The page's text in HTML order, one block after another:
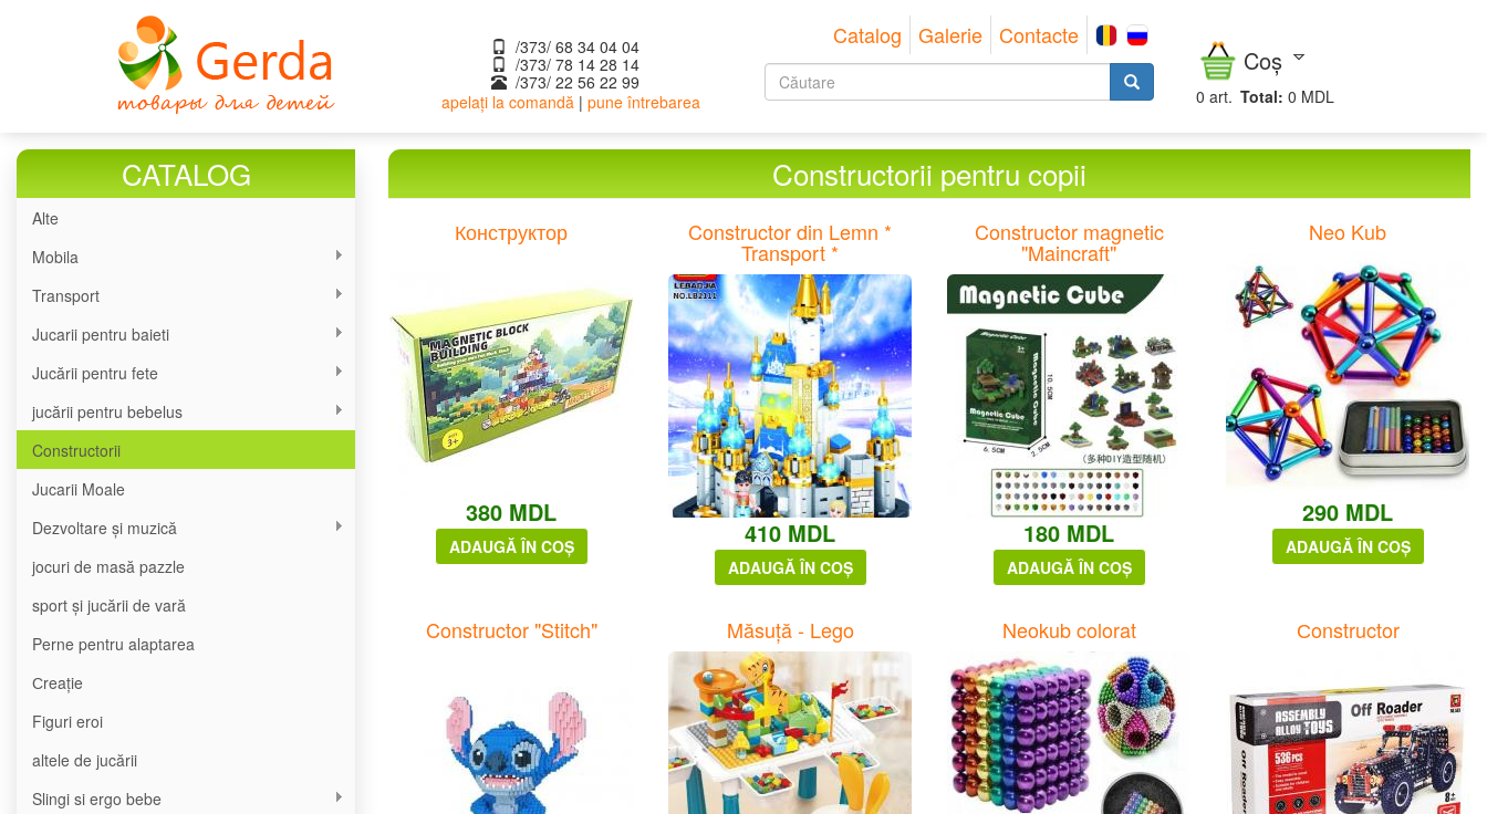
/373/ 68 34 04 04
/373/ ‎78 14 28 14
/373/ 22 56 22 99
apelați la comandă| pune întrebarea
Catalog Galerie Contacte
Formular
căutare
Coș
0 art. Total: 0 MDL
CATALOG
Alte
Mobila
Transport
Jucarii pentru baieti
Jucării pentru fete
jucării pentru bebelus
Constructorii
Jucarii Moale
Dezvoltare și muzică
jocuri de masă pazzle
sport și jucării de vară
Perne pentru alaptarea
Сreație
Figuri eroi
altele de jucării
Slingi si ergo bebe
Constructorii pentru copii
Конструктор
380 MDL
ADAUGĂ ÎN COȘ
Constructor din Lemn *
Transport *
410 MDL
ADAUGĂ ÎN COȘ
Constructor magnetic
"Maincraft"
180 MDL
ADAUGĂ ÎN COȘ
Neo Kub
290 MDL
ADAUGĂ ÎN COȘ
Constructor "Stitch" Măsuță - Lego Neokub colorat Сonstructor